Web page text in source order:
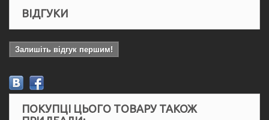
ВІДГУКИ
Залишіть відгук першим!
ПОКУПЦІ ЦЬОГО ТОВАРУ ТАКОЖ